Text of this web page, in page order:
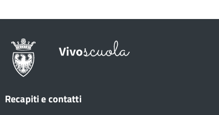
Recapiti e contatti